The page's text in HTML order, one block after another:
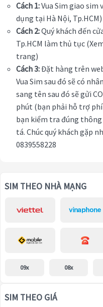
Cách 1:Vua Sim giao
dụng tại Hà Nội, Tp.HCM)
Cách 2:Quý khách đến
Tp.HCM làm thủ tục
trang)
Cách 3:Đặt hàng trên
Vua Sim sau đó sẽ có
sang tên sau đó sẽ gửi
phút (bạn phải hỗ trợ
bạn kiểm tra đúng
tá. Chúc quý khách gặp
0839558228
SIM THEO NHÀ MẠNG
09x 08x
SIM THEO GIÁ